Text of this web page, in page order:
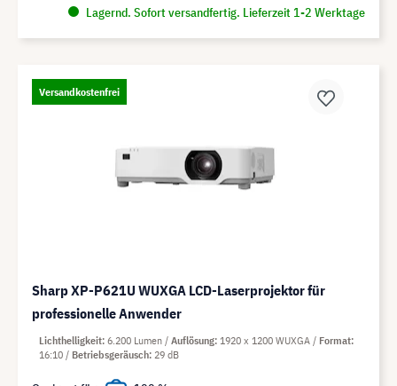
Lagernd. Sofort versandfertig. Lieferzeit 1-2 Werktage
Versandkostenfrei
Sharp XP-P621U WUXGA LCD-Laserprojektor für
professionelle Anwender
Lichthelligkeit 6.200 Lumen Auflösung 1920 x 1200 WUXGA
Format
16:10
Betriebsgeräusch 29 dB